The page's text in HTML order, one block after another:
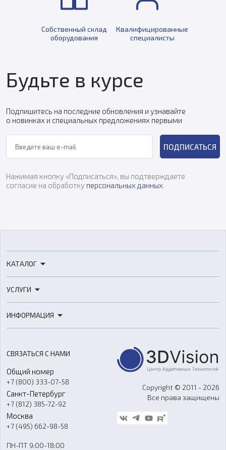
Собственный склад
оборудования
Квалифицированные
специалисты
Будьте в курсе
Подпишитесь на последние обновления и узнавайте
о новинках и специальных предложениях первыми
ПОДПИСАТЬСЯ
Нажимая кнопку «Подписаться», вы подтверждаете
согласие на обработку персональных данных.
КАТАЛОГ
3D-сканеры
Расходные материалы
Оборудование и материалы для вакуумного литья
Аксессуары и прочее оборудование
Программное обеспечение
УСЛУГИ
3D-моделирование
Ремонт и услуги
ИНФОРМАЦИЯ
О компании
Контакты
Гос. закупки
Стать дилером
Блог
СВЯЗАТЬСЯ С НАМИ
Общий номер
+7 (800) 333-07-58
Санкт-Петербург
+7 (812) 385-72-92
Москва
+7 (495) 662-98-58
ПН-ПТ 9:00-18:00
Copyright © 2011 - 2026
Все права защищены